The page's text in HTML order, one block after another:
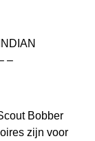
–
Bobber
zijn voor